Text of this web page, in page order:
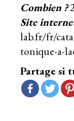
Combien ?
Site
lab.fr/fr/
tonique-a-
Partage si